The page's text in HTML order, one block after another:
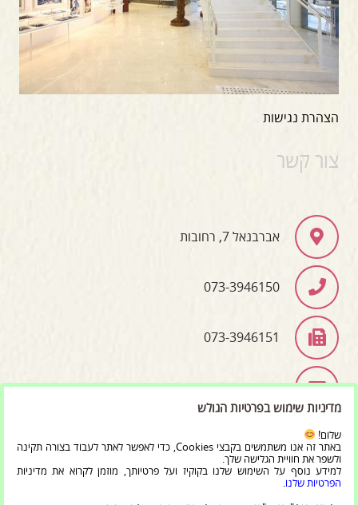
הצהרת נגישות
צור קשר
אברבנאל 7, רחובות
073-3946150
073-3946151
info@bet-moreshet.co.il
כל הזכויות שמורות ל'מרכז בית מורשת יהדות תימן וקהילות
ישראל' 2020
מדיניות שימוש בפרטיות הגולש
שלום!
באתר זה אנו משתמשים בקבצי Cookies, כדי לאפשר לאתר לעבוד בצורה תקינה
ולשפר את חוויית הגלישה שלך.
למידע נוסף על השימוש שלנו בקוקיז ועל פרטיותך, מוזמן לקרוא את מדיניות
הפרטיות שלנו.